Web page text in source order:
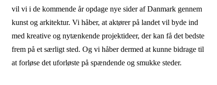
vil vi i de kommende år opdage nye sider af Danmark gennem
kunst og arkitektur. Vi håber, at aktører på landet vil byde ind
med kreative og nytænkende projektideer, der kan få det bedste
frem på et særligt sted. Og vi håber dermed at kunne bidrage til
at forløse det uforløste på spændende og smukke steder.